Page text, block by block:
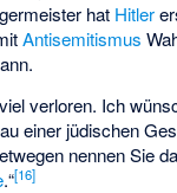
hat Hitler
Antisemitismus
verloren. Ich
einer jüdischen
nennen Sie
.“[16]